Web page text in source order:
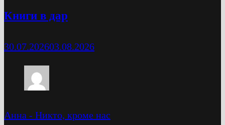
Книги в дар
30.07.202603.08.2026
Анна - Никто, кроме нас